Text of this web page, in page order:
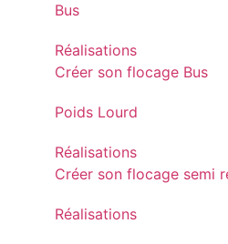
Bus
Réalisations
Créer son flocage Bus
Poids Lourd
Réalisations
Créer son flocage semi
Réalisations